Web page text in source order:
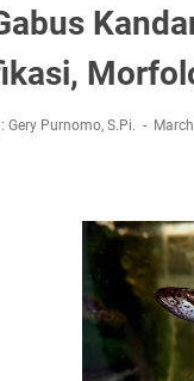
Gery Purnomo, S.Pi.